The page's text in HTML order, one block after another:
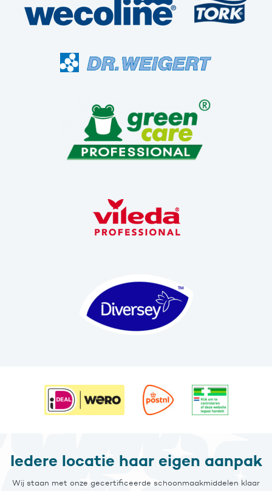
Iedere locatie haar eigen aanpak
Wij staan met onze gecertificeerde schoonmaakmiddelen klaar